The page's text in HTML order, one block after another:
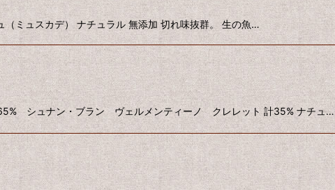
ミュスカデ） ナチュラル 無添加 切れ味抜群。 生の魚…
シュナン・ブラン ヴェルメンティーノ クレレット 計35% ナチュ…